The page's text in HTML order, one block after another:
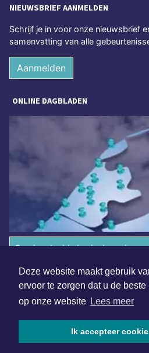
Deze website maakt gebruik
ervoor te zorgen dat u de
op onze website Lees meer
Ik accepteer
NIEUWSBRIEF AANMELDEN
Schrijf je in voor onze nieuwsbrief
samenvatting van alle
Aanmelden
ONLINE DAGBLADEN
Overige dagbladen in de regio
Algemene voorwaarden
Disclaimer